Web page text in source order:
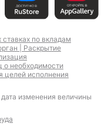
по вкладам
| Раскрытие
о необходимости
целей исполнения
изменения величины